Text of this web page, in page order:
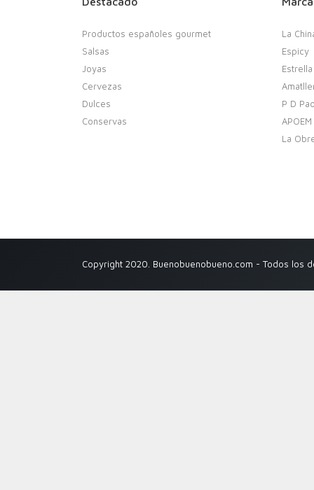
Productos españoles gourmet
Salsas
Joyas
Cervezas
Dulces
Conservas
La
Espicy
P D
APOEM
La
Copyright 2020. Buenobuenobueno.com - Todos los